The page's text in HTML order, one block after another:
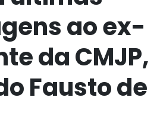
ao ex-
da CMJP,
Fausto de